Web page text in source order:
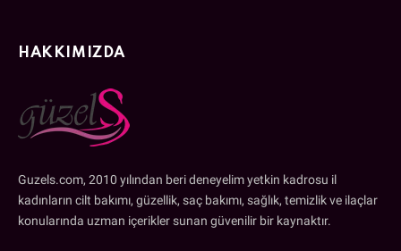
HAKKIMIZDA
Guzels.com, 2010 yılından beri deneyelim yetkin kadrosu il
kadınların cilt bakımı, güzellik, saç bakımı, sağlık, temizlik ve ilaçlar
konularında uzman içerikler sunan güvenilir bir kaynaktır.